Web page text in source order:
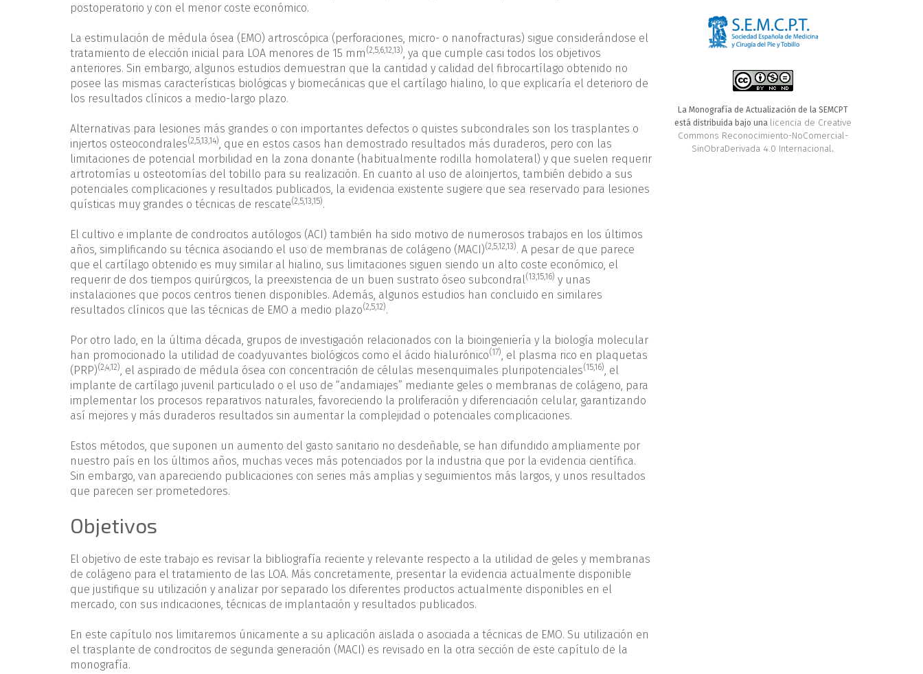
postoperatorio y con el menor coste económico.
La estimulación de médula ósea (EMO) artroscópica (perforaciones, micro- o nanofracturas) sigue considerándose el
tratamiento de elección inicial para LOA menores de 15 mm (2,5,6,12,13), ya que cumple casi todos los objetivos
anteriores. Sin embargo, algunos estudios demuestran que la cantidad y calidad del fibrocartílago obtenido no
posee las mismas características biológicas y biomecánicas que el cartílago hialino, lo que explicaría el deterioro de
los resultados clínicos a medio-largo plazo.
Alternativas para lesiones más grandes o con importantes defectos o quistes subcondrales son los trasplantes o
injertos osteocondrales(2,5,13,14), que en estos casos han demostrado resultados más duraderos, pero con las
limitaciones de potencial morbilidad en la zona donante (habitualmente rodilla homolateral) y que suelen requerir
artrotomías u osteotomías del tobillo para su realización. En cuanto al uso de aloinjertos, también debido a sus
potenciales complicaciones y resultados publicados, la evidencia existente sugiere que sea reservado para lesiones
quísticas muy grandes o técnicas de rescate(2,5,13,15).
El cultivo e implante de condrocitos autólogos (ACI) también ha sido motivo de numerosos trabajos en los últimos
años, simplificando su técnica asociando el uso de membranas de colágeno (MACI)(2,5,12,13). A pesar de que parece
que el cartílago obtenido es muy similar al hialino, sus limitaciones siguen siendo un alto coste económico, el
requerir de dos tiempos quirúrgicos, la preexistencia de un buen sustrato óseo subcondral(13,15,16) y unas
instalaciones que pocos centros tienen disponibles. Además, algunos estudios han concluido en similares
resultados clínicos que las técnicas de EMO a medio plazo(2,5,12).
Por otro lado, en la última década, grupos de investigación relacionados con la bioingeniería y la biología molecular
han promocionado la utilidad de coadyuvantes biológicos como el ácido hialurónico(17), el plasma rico en plaquetas
(PRP)(2,4,12), el aspirado de médula ósea con concentración de células mesenquimales pluripotenciales(15,16), el
implante de cartílago juvenil particulado o el uso de “andamiajes” mediante geles o membranas de colágeno, para
implementar los procesos reparativos naturales, favoreciendo la proliferación y diferenciación celular, garantizando
así mejores y más duraderos resultados sin aumentar la complejidad o potenciales complicaciones.
Estos métodos, que suponen un aumento del gasto sanitario no desdeñable, se han difundido ampliamente por
nuestro país en los últimos años, muchas veces más potenciados por la industria que por la evidencia científica.
Sin embargo, van apareciendo publicaciones con series más amplias y seguimientos más largos, y unos resultados
que parecen ser prometedores.
Objetivos
El objetivo de este trabajo es revisar la bibliografía reciente y relevante respecto a la utilidad de geles y membranas
de colágeno para el tratamiento de las LOA. Más concretamente, presentar la evidencia actualmente disponible
que justifique su utilización y analizar por separado los diferentes productos actualmente disponibles en el
mercado, con sus indicaciones, técnicas de implantación y resultados publicados.
En este capítulo nos limitaremos únicamente a su aplicación aislada o asociada a técnicas de EMO. Su utilización en
el trasplante de condrocitos de segunda generación (MACI) es revisado en la otra sección de este capítulo de la
monografía.
La Monografía de Actualización de la SEMCPT
está distribuida bajo una licencia de Creative
Commons Reconocimiento-NoComercial-
SinObraDerivada 4.0 Internacional.